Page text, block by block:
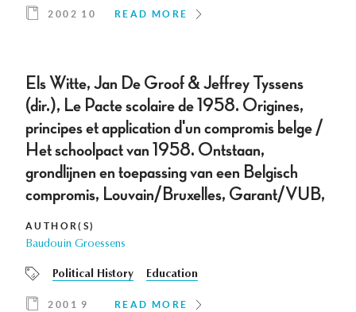
2002 10 READ MORE
Els Witte, Jan De Groof & Jeffrey Tyssens
(dir.), Le Pacte scolaire de 1958. Origines,
principes et application d'un compromis belge /
Het schoolpact van 1958. Ontstaan,
grondlijnen en toepassing van een Belgisch
compromis, Louvain/Bruxelles, Garant/VUB,
AUTHOR(S)
Baudouin Groessens
Political History Education
2001 9 READ MORE